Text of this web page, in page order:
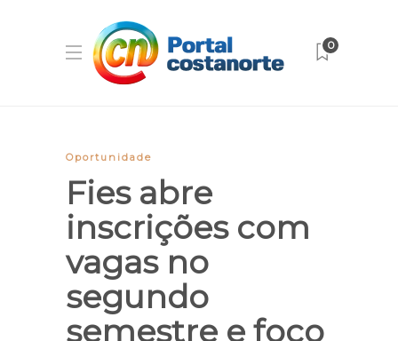
0
Oportunidade
Fies abre
inscrições com
vagas no
segundo
semestre e foco